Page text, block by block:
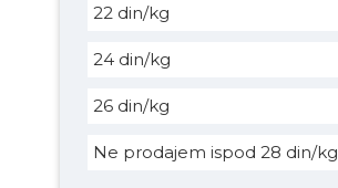
22 din/kg
24 din/kg
26 din/kg
Ne prodajem ispod 28 din/kg